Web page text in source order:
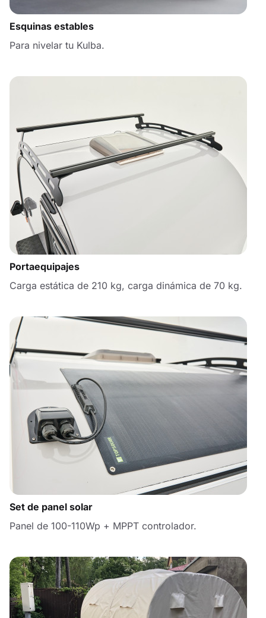
Esquinas estables
Para nivelar tu Kulba.
Portaequipajes
Carga estática de 210 kg, carga dinámica de 70 kg.
Set de panel solar
Panel de 100-110Wp + MPPT controlador.